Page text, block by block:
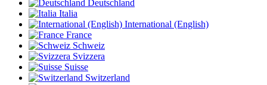
Deutschland
Italia
International (English)
France
Schweiz
Svizzera
Suisse
Switzerland